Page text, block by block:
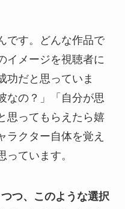
です。どんな作品で
イメージを視聴者に
功だと思っていま
なの？」「自分が思
思ってもらえたら嬉
ラクター自体を覚え
ています。
つ、このような選択